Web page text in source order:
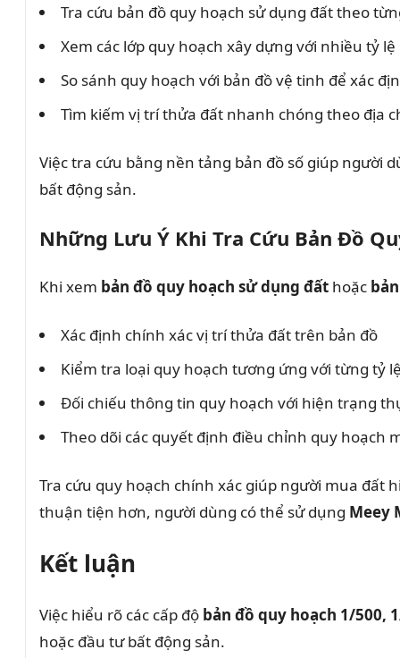
Tra cứu bản đồ quy hoạch sử dụng đất theo
Xem các lớp quy hoạch xây dựng với nhiều tỷ
So sánh quy hoạch với bản đồ vệ tinh để xác
Tìm kiếm vị trí thửa đất nhanh chóng theo địa
Việc tra cứu bằng nền tảng bản đồ số giúp người
bất động sản.
Những Lưu Ý Khi Tra Cứu Bản Đồ
Khi xem bản đồ quy hoạch sử dụng đất hoặc
Xác định chính xác vị trí thửa đất trên bản đồ
Kiểm tra loại quy hoạch tương ứng với từng tỷ
Đối chiếu thông tin quy hoạch với hiện trạng
Theo dõi các quyết định điều chỉnh quy hoạch
Tra cứu quy hoạch chính xác giúp người mua đất
thuận tiện hơn, người dùng có thể sử dụng Meey
Kết luận
Việc hiểu rõ các cấp độ bản đồ quy hoạch 1/500,
hoặc đầu tư bất động sản.